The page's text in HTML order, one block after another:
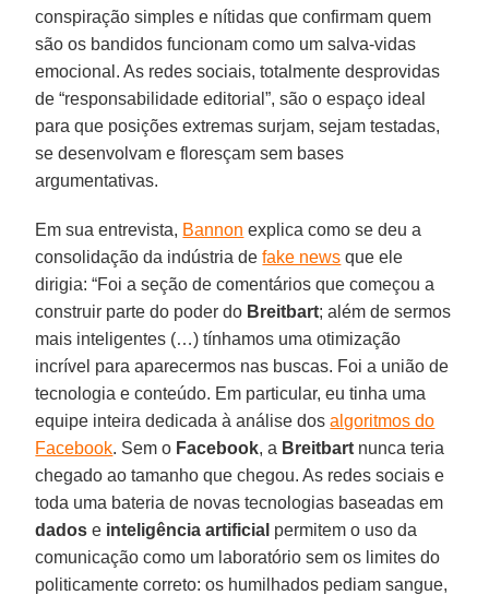
conspiração simples e nítidas que confirmam quem
são os bandidos funcionam como um salva-vidas
emocional. As redes sociais, totalmente desprovidas
de “responsabilidade editorial”, são o espaço ideal
para que posições extremas surjam, sejam testadas,
se desenvolvam e floresçam sem bases
argumentativas.
Em sua entrevista, Bannon explica como se deu a
consolidação da indústria defake news que ele
dirigia: “Foi a seção de comentários que começou a
construir parte do poder do Breitbart; além de sermos
mais inteligentes (…) tínhamos uma otimização
incrível para aparecermos nas buscas. Foi a união de
tecnologia e conteúdo. Em particular, eu tinha uma
equipe inteira dedicada à análise dosalgoritmos do
Facebook. Sem o Facebook, a Breitbart nunca teria
chegado ao tamanho que chegou. As redes sociais e
toda uma bateria de novas tecnologias baseadas em
dados e inteligência artificial permitem o uso da
comunicação como um laboratório sem os limites do
politicamente correto: os humilhados pediam sangue,